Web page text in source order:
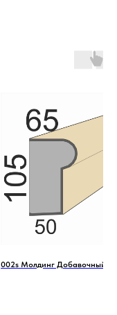
002s Молдинг Добавочный